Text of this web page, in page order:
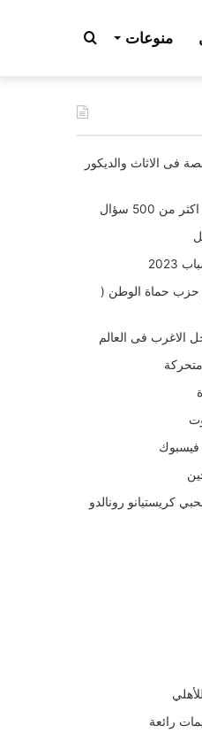
منوعات بحث
عن
فى الاثاث والديكور
500 سؤال
حزب حماة الوطن (
فى العالم
كريستيانو رونالدو